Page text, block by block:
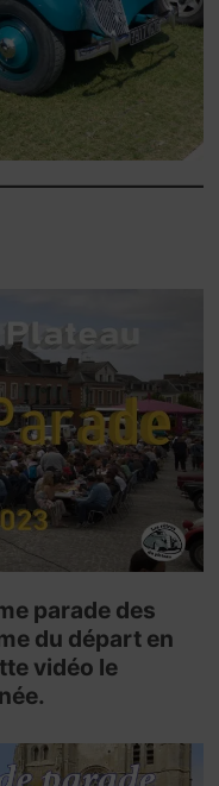
parade des
du départ en
vidéo le